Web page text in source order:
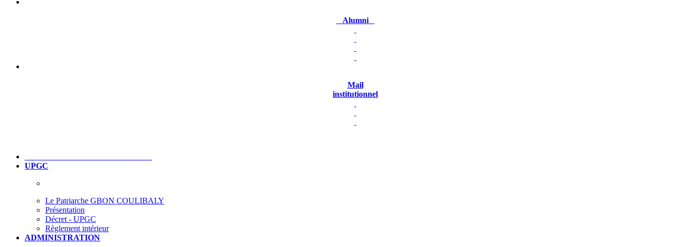
Alumni
Mail
institutionnel
UPGC
Le Patriarche GBON COULIBALY
Présentation
Décret - UPGC
Règlement intérieur
ADMINISTRATION